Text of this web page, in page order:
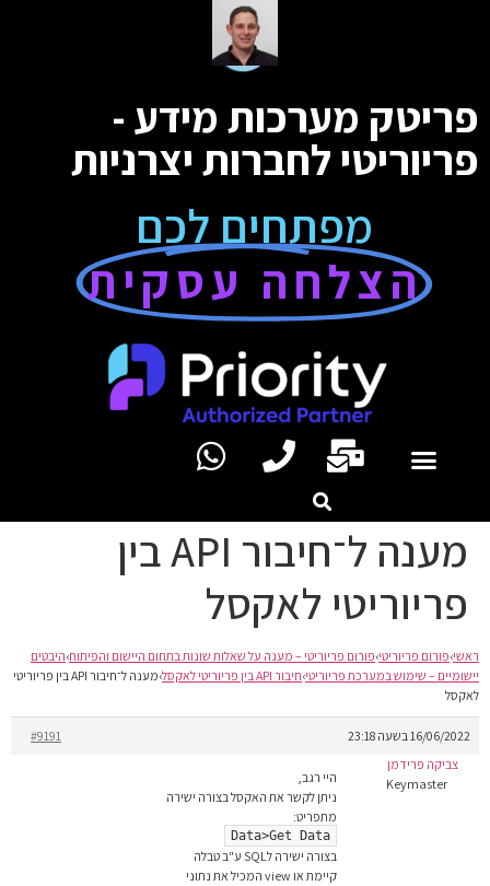
פריטק מערכות מידע -
פריוריטי לחברות יצרניות
מפתחים לכם
הצלחה עסקית
מענה ל־חיבור API בין
פריוריטי לאקסל
ראשי›פורום פריוריטי›פורום פריוריטי – מענה על שאלות שונות בתחום היישום והפיתוח›היבטים
יישומיים – שימוש במערכת פריוריטי›חיבור API בין פריוריטי לאקסל ›
מענה ל־חיבור API בין פריוריטי
לאקסל
16/06/2022 בשעה 23:18
#9191
צביקה פרידמן
Keymaster
היי רגב,
ניתן לקשר את האקסל בצורה ישירה
מתפריט:
Data>Get Data
בצורה ישירה לSQL ע"ב טבלה
קיימת או view המכיל את נתוני